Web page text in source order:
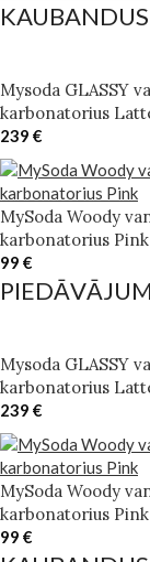
Mysoda GLASSY
karbonatorius
239 €
MySoda Woody
karbonatorius Pink
99 €
Mysoda GLASSY
karbonatorius
239 €
MySoda Woody
karbonatorius Pink
99 €